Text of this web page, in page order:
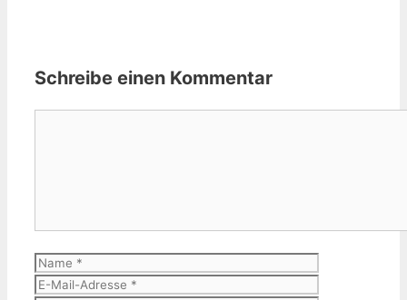
Schreibe einen Kommentar
Name